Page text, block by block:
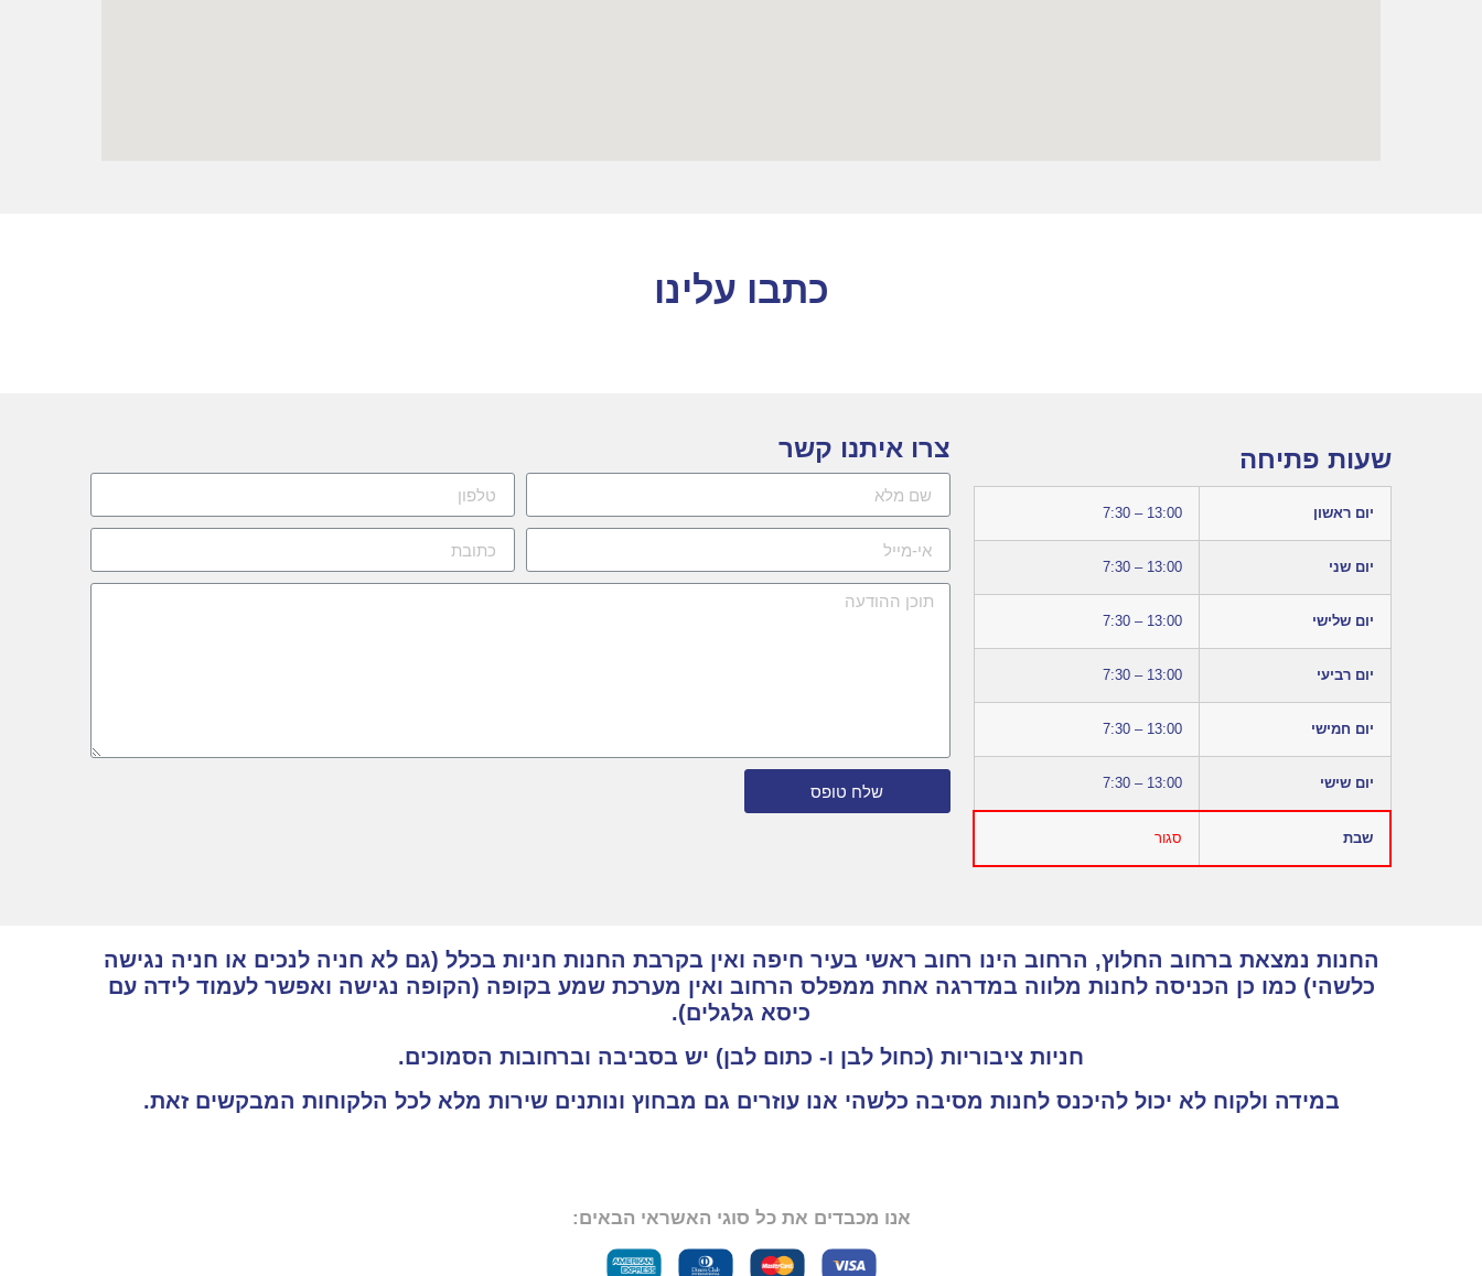
כתבו עלינו
שעות פתיחה
יום ראשון 7:30 – 13:00
יום שני 7:30 – 13:00
יום שלישי 7:30 – 13:00
יום רביעי 7:30 – 13:00
יום חמישי 7:30 – 13:00
יום שישי 7:30 – 13:00
שבת סגור
צרו איתנו קשר
שלח טופס
החנות נמצאת ברחוב החלוץ, הרחוב הינו רחוב ראשי בעיר חיפה ואין בקרבת החנות חניות בכלל (גם לא חניה לנכים או חניה נגישה
כלשהי) כמו כן הכניסה לחנות מלווה במדרגה אחת ממפלס הרחוב ואין מערכת שמע בקופה (הקופה נגישה ואפשר לעמוד לידה עם
כיסא גלגלים).
חניות ציבוריות (כחול לבן ו- כתום לבן) יש בסביבה וברחובות הסמוכים.
במידה ולקוח לא יכול להיכנס לחנות מסיבה כלשהי אנו עוזרים גם מבחוץ ונותנים שירות מלא לכל הלקוחות המבקשים זאת.
אנו מכבדים את כל סוגי האשראי הבאים: